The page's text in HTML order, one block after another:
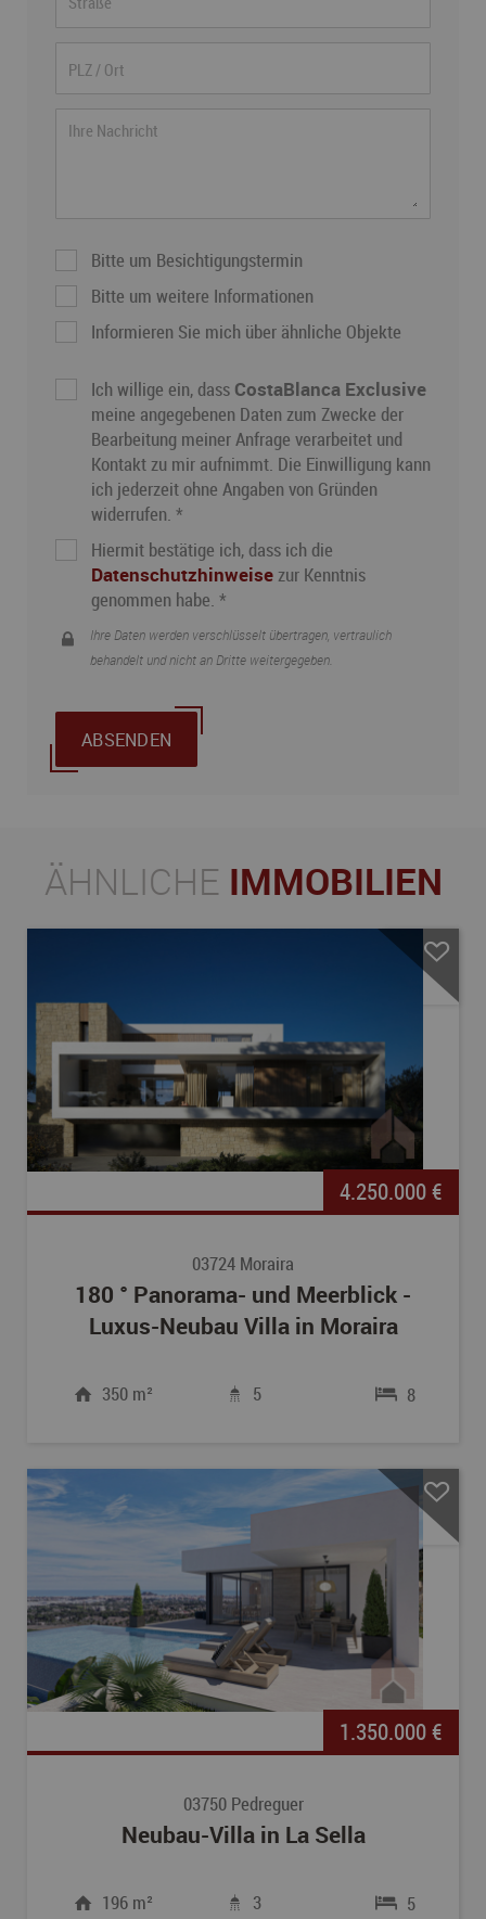
Bitte um Besichtigungstermin
Bitte um weitere Informationen
Informieren Sie mich über ähnliche Objekte
Ich willige ein, dass CostaBlanca Exclusive
meine angegebenen Daten zum Zwecke der
Bearbeitung meiner Anfrage verarbeitet und
Kontakt zu mir aufnimmt. Die Einwilligung kann
ich jederzeit ohne Angaben von Gründen
widerrufen. *
Hiermit bestätige ich, dass ich die
Datenschutzhinweisezur Kenntnis
genommen habe. *
Ihre Daten werden verschlüsselt übertragen, vertraulich
behandelt und nicht an Dritte weitergegeben.
ABSENDEN
ÄHNLICHE IMMOBILIEN
4.250.000 €
03724 Moraira
180 ° Panorama- und Meerblick -
Luxus-Neubau Villa in Moraira
350 m² 8
5
1.350.000 €
03750 Pedreguer
Neubau-Villa in La Sella
196 m² 5
3